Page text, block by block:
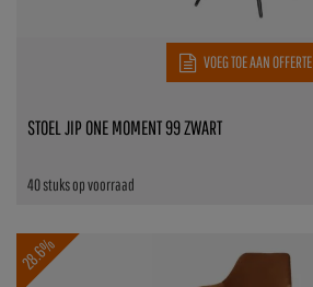
VOEG TOE AAN OFFERTE
40 stuks op voorraad
STOEL JIP ONE MOMENT 99 ZWART
28.6%